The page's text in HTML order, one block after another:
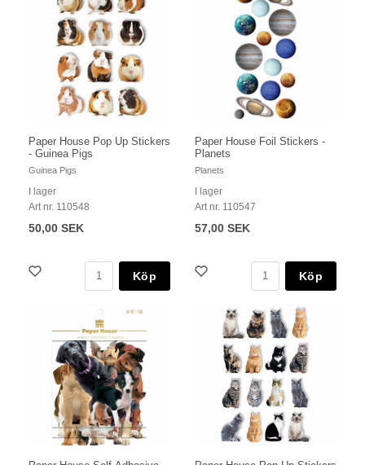
Paper House Pop Up Stickers
- Guinea Pigs
Guinea Pigs
I lager
Art nr. 110548
50,00 SEK
Köp
Paper House Foil Stickers -
Planets
Planets
I lager
Art nr. 110547
57,00 SEK
Köp